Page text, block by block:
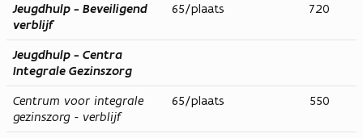
Jeugdhulp - Beveiligend
verblijf
65/plaats 720
Jeugdhulp - Centra
Integrale Gezinszorg
Centrum voor integrale
gezinszorg - verblijf
65/plaats 550